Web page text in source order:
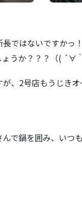
ではないですかっ！
ょうか？？？（( ´∀
、2号店もうじきオ
で鍋を囲み、いつ